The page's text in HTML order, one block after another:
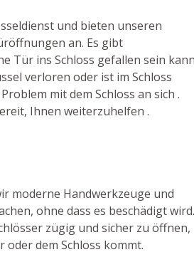
und bieten unseren
an. Es gibt
Tür ins Schloss gefallen sein
verloren oder ist im Schloss
mit dem Schloss an sich .
Ihnen weiterzuhelfen .
moderne Handwerkzeuge und
ohne dass es beschädigt wird.
zügig und sicher zu öffnen,
oder dem Schloss kommt.